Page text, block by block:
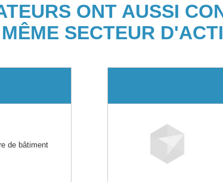
ONT AUSSI
SECTEUR
de bâtiment